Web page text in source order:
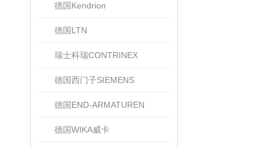
德国Kendrion
德国LTN
瑞士科瑞CONTRINEX
德国西门子SIEMENS
德国END-ARMATUREN
德国WIKA威卡